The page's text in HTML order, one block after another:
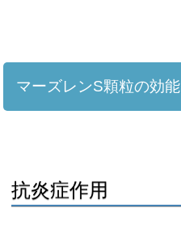
マーズレンS顆粒の効能
抗炎症作用